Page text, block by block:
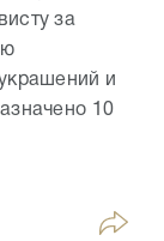
за
и
10